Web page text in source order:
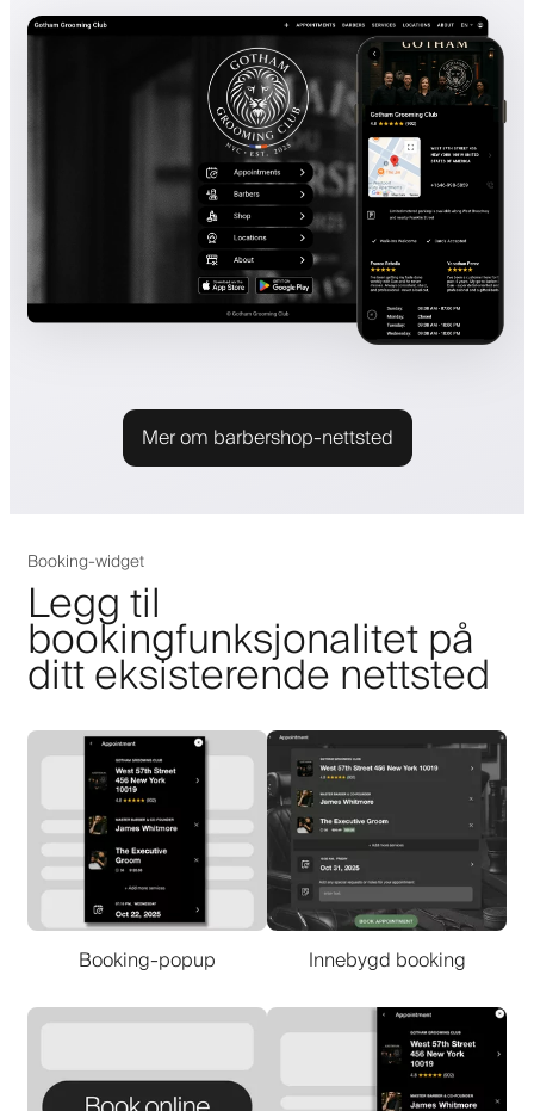
Mer om barbershop-nettsted
Booking-widget
Legg til
bookingfunksjonalitet på
ditt eksisterende nettsted
Booking-popup Innebygd booking